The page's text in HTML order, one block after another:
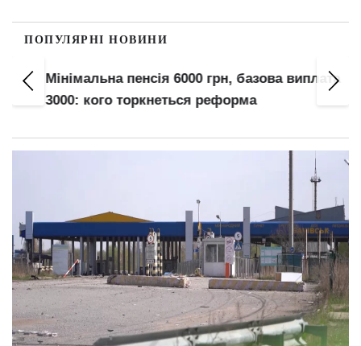
ПОПУЛЯРНІ НОВИНИ
Мінімальна пенсія 6000 грн, базова виплата
3000: кого торкнеться реформа